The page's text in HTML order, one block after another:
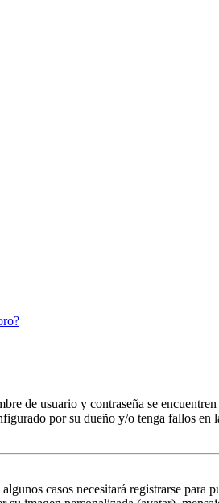
de usuario y contraseña se
por su dueño y/o tenga fallos en
casos necesitará registrarse para